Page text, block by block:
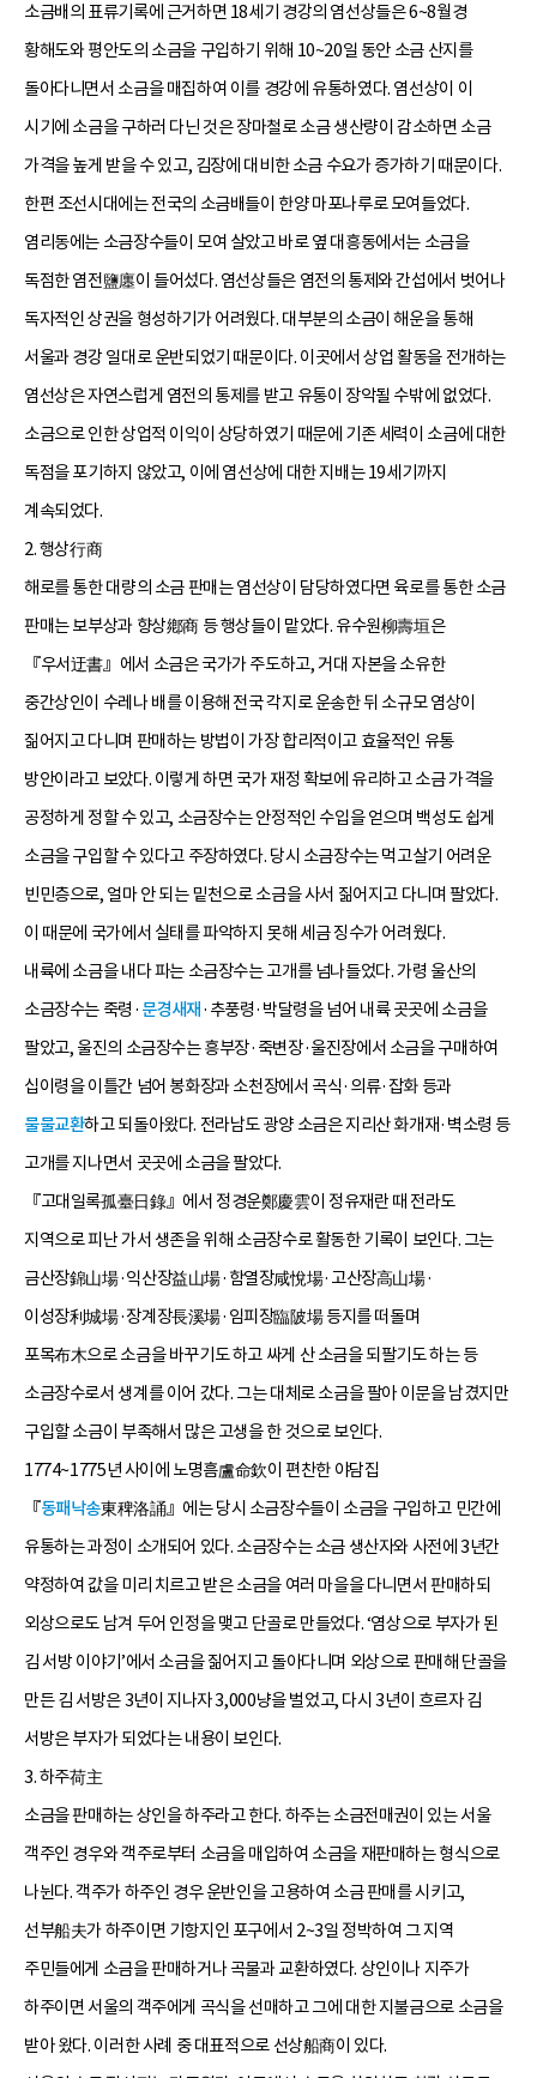
소금배의 표류기록에 근거하면 18세기 경강의 염선상들은 6~8월경
황해도와 평안도의 소금을 구입하기 위해 10~20일 동안 소금 산지를
돌아다니면서 소금을 매집하여 이를 경강에 유통하였다. 염선상이 이
시기에 소금을 구하러 다닌 것은 장마철로 소금 생산량이 감소하면 소금
가격을 높게 받을 수 있고, 김장에 대비한 소금 수요가 증가하기 때문이다.
한편 조선시대에는 전국의 소금배들이 한양 마포나루로 모여들었다.
염리동에는 소금장수들이 모여 살았고 바로 옆 대흥동에서는 소금을
독점한 염전鹽廛이 들어섰다. 염선상들은 염전의 통제와 간섭에서 벗어나
독자적인 상권을 형성하기가 어려웠다. 대부분의 소금이 해운을 통해
서울과 경강 일대로 운반되었기 때문이다. 이곳에서 상업 활동을 전개하는
염선상은 자연스럽게 염전의 통제를 받고 유통이 장악될 수밖에 없었다.
소금으로 인한 상업적 이익이 상당하였기 때문에 기존 세력이 소금에 대한
독점을 포기하지 않았고, 이에 염선상에 대한 지배는 19세기까지
계속되었다.
2. 행상行商
해로를 통한 대량의 소금 판매는 염선상이 담당하였다면 육로를 통한 소금
판매는 보부상과 향상鄕商 등 행상들이 맡았다. 유수원柳壽垣은
『우서迂書』에서 소금은 국가가 주도하고, 거대 자본을 소유한
중간상인이 수레나 배를 이용해 전국 각지로 운송한 뒤 소규모 염상이
짊어지고 다니며 판매하는 방법이 가장 합리적이고 효율적인 유통
방안이라고 보았다. 이렇게 하면 국가 재정 확보에 유리하고 소금 가격을
공정하게 정할 수 있고, 소금장수는 안정적인 수입을 얻으며 백성도 쉽게
소금을 구입할 수 있다고 주장하였다. 당시 소금장수는 먹고살기 어려운
빈민층으로, 얼마 안 되는 밑천으로 소금을 사서 짊어지고 다니며 팔았다.
이 때문에 국가에서 실태를 파악하지 못해 세금 징수가 어려웠다.
내륙에 소금을 내다 파는 소금장수는 고개를 넘나들었다. 가령 울산의
소금장수는 죽령· 문경새재 ·추풍령·박달령을 넘어 내륙 곳곳에 소금을
팔았고, 울진의 소금장수는 흥부장·죽변장·울진장에서 소금을 구매하여
십이령을 이틀간 넘어 봉화장과 소천장에서 곡식·의류·잡화 등과
물물교환하고 되돌아왔다. 전라남도 광양 소금은 지리산 화개재·벽소령 등
고개를 지나면서 곳곳에 소금을 팔았다.
『고대일록孤臺日錄』에서 정경운鄭慶雲이 정유재란 때 전라도
지역으로 피난 가서 생존을 위해 소금장수로 활동한 기록이 보인다. 그는
금산장錦山場·익산장益山場·함열장咸悅場·고산장高山場·
이성장利城場·장계장長溪場·임피장臨陂場 등지를 떠돌며
포목布木으로 소금을 바꾸기도 하고 싸게 산 소금을 되팔기도 하는 등
소금장수로서 생계를 이어 갔다. 그는 대체로 소금을 팔아 이문을 남겼지만
구입할 소금이 부족해서 많은 고생을 한 것으로 보인다.
1774~1775년 사이에 노명흠盧命欽이 편찬한 야담집
『동패낙송東稗洛誦』에는 당시 소금장수들이 소금을 구입하고 민간에
유통하는 과정이 소개되어 있다. 소금장수는 소금 생산자와 사전에 3년간
약정하여 값을 미리 치르고 받은 소금을 여러 마을을 다니면서 판매하되
외상으로도 남겨 두어 인정을 맺고 단골로 만들었다. ‘염상으로 부자가 된
김 서방 이야기’에서 소금을 짊어지고 돌아다니며 외상으로 판매해 단골을
만든 김 서방은 3년이 지나자 3,000냥을 벌었고, 다시 3년이 흐르자 김
서방은 부자가 되었다는 내용이 보인다.
3. 하주荷主
소금을 판매하는 상인을 하주라고 한다. 하주는 소금전매권이 있는 서울
객주인 경우와 객주로부터 소금을 매입하여 소금을 재판매하는 형식으로
나뉜다. 객주가 하주인 경우 운반인을 고용하여 소금 판매를 시키고,
선부船夫가 하주이면 기항지인 포구에서 2~3일 정박하여 그 지역
주민들에게 소금을 판매하거나 곡물과 교환하였다. 상인이나 지주가
하주이면 서울의 객주에게 곡식을 선매하고 그에 대한 지불금으로 소금을
받아 왔다. 이러한 사례 중 대표적으로 선상船商이 있다.